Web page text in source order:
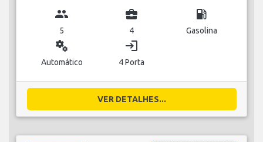
group
5
business_center
4
local_gas_station
Gasolina
miscellaneous_services
Automático
login
4 Porta
VER DETALHES...